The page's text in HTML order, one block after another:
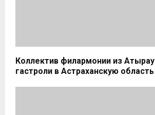
Коллектив филармонии из
гастроли в Астраханскую область